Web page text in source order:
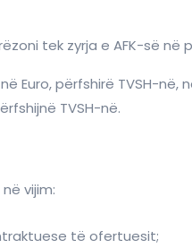
tek zyrja e AFK-së
Euro, përfshirë TVSH-në,
TVSH-në.
vijim:
të ofertuesit;